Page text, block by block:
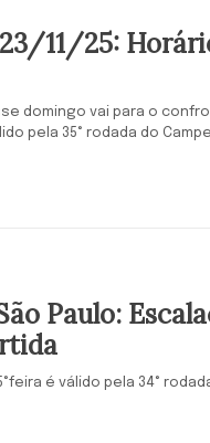
11/25:
domingo vai para o
pela 35° rodada do
Paulo:
é válido pela 34°